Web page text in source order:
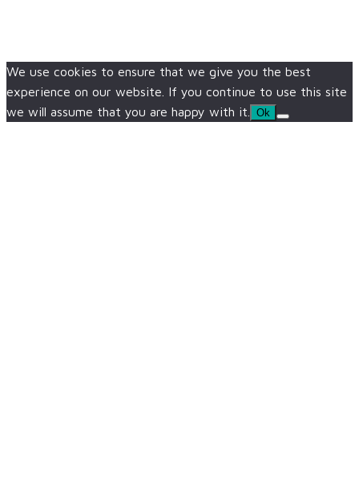
We use cookies to ensure that we give you the best
experience on our website. If you continue to use this site
we will assume that you are happy with it.
Ok